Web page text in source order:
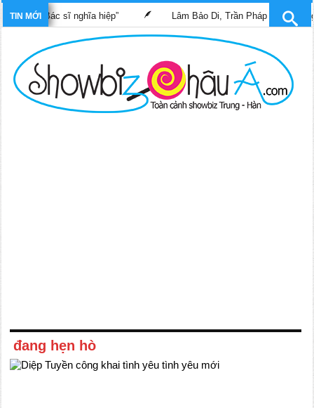
TIN MỚI
“Bác sĩ nghĩa hiệp” Lâm Bảo Di, Trần Pháp Dung tái ngộ
đang hẹn hò